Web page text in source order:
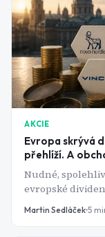
AKCIE
Evropa skrývá
přehlíží. A
Nudné,
evropské
hodnotě.
Martin Sedláček 5